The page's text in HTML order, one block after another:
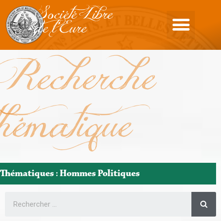
Société Libre
de l'Eure
Thématiques : Hommes Politiques